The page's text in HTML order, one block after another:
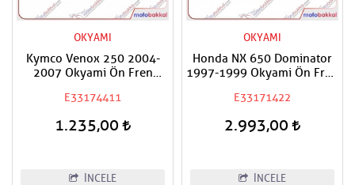
OKYAMI
Kymco Venox 250 2004-
2007 Okyami Ön Fren
E33174411
1.235,00
İNCELE
OKYAMI
Honda NX 650 Dominator
1997-1999 Okyami Ön Fren
E33171422
2.993,00
İNCELE